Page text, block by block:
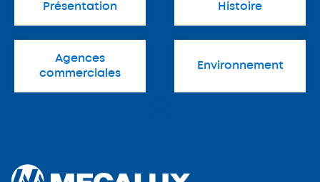
Présentation Histoire
Agences
commerciales
Environnement